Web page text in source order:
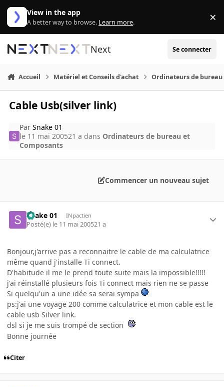
Aller au contenu
View in the app
A better way to browse. Learn more. ×
Next Se connecter
Accueil Matériel et Conseils d'achat Ordinateurs de bureau
Cable Usb(silver link)
ParSnake 01
le 11 mai 200521 a dans Ordinateurs de bureau et
Composants
Commencer un nouveau sujet
Snake 01 INpactien
Posté(e) le 11 mai 200521 a
Bonjour,j'arrive pas a reconnaitre le cable de ma calculatrice
même quand j'installe Ti connect.
D'habitude il me le prend toute suite mais la impossible!!!!!
j'ai réinstallé plusieurs fois Ti connect mais rien ne se passe
Si quelqu'un a une idée sa serai sympa
ps:j'ai une voyage 200 comme calculatrice et mon cable est le
cable usb Silver link.
dsl si je me suis trompé de section
Bonne journée
Citer